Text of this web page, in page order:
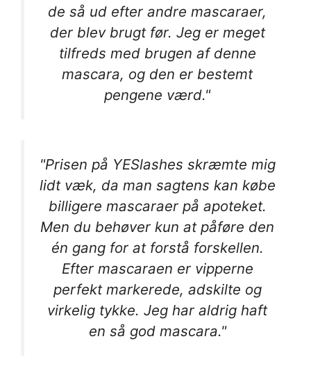
de så ud efter andre mascaraer,
der blev brugt før. Jeg er meget
tilfreds med brugen af denne
mascara, og den er bestemt
pengene værd."
"Prisen på YESlashes skræmte mig
lidt væk, da man sagtens kan købe
billigere mascaraer på apoteket.
Men du behøver kun at påføre den
én gang for at forstå forskellen.
Efter mascaraen er vipperne
perfekt markerede, adskilte og
virkelig tykke. Jeg har aldrig haft
en så god mascara."